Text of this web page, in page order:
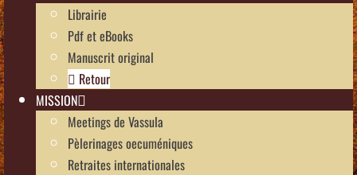
Librairie
Pdf et eBooks
Manuscrit original
Retour
MISSION
Meetings de Vassula
Pèlerinages oecuméniques
Retraites internationales